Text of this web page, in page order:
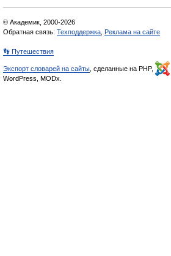
© Академик, 2000-2026
Обратная связь: Техподдержка Реклама на сайте
👣 Путешествия
Экспорт словарей на сайты , сделанные на PHP,
WordPress, MODx.